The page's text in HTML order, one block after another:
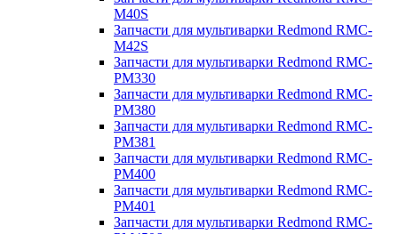
M40S
Запчасти для мультиварки Redmond RMC-
M42S
Запчасти для мультиварки Redmond RMC-
PM330
Запчасти для мультиварки Redmond RMC-
PM380
Запчасти для мультиварки Redmond RMC-
PM381
Запчасти для мультиварки Redmond RMC-
PM400
Запчасти для мультиварки Redmond RMC-
PM401
Запчасти для мультиварки Redmond RMC-